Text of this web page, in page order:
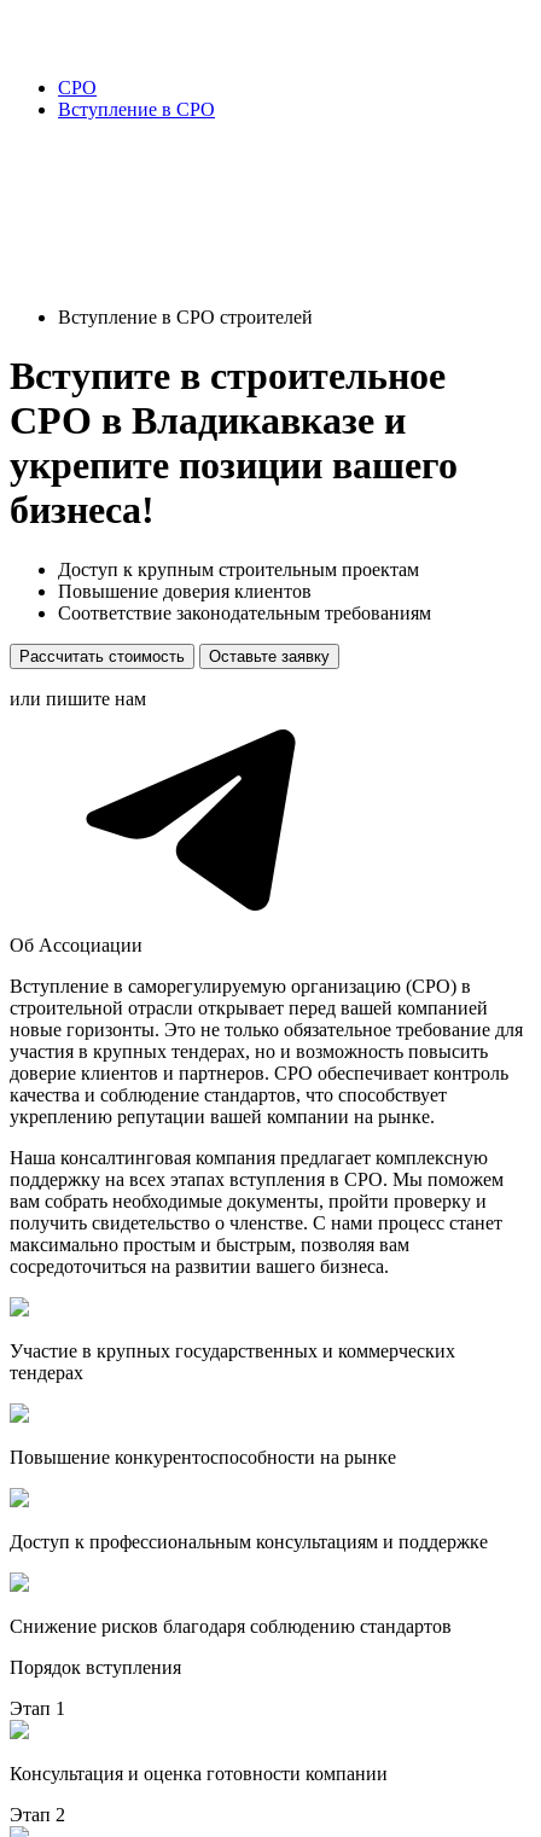
СРО
Вступление в СРО
Вступление в СРО строителей
Вступите в строительное
СРО в Владикавказе и
укрепите позиции вашего
бизнеса!
Доступ к крупным строительным проектам
Повышение доверия клиентов
Соответствие законодательным требованиям
Рассчитать стоимость Оставьте заявку
или пишите нам
Об Ассоциации
Вступление в саморегулируемую организацию (СРО) в
строительной отрасли открывает перед вашей компанией
новые горизонты. Это не только обязательное требование для
участия в крупных тендерах, но и возможность повысить
доверие клиентов и партнеров. СРО обеспечивает контроль
качества и соблюдение стандартов, что способствует
укреплению репутации вашей компании на рынке.
Наша консалтинговая компания предлагает комплексную
поддержку на всех этапах вступления в СРО. Мы поможем
вам собрать необходимые документы, пройти проверку и
получить свидетельство о членстве. С нами процесс станет
максимально простым и быстрым, позволяя вам
сосредоточиться на развитии вашего бизнеса.
Участие в крупных государственных и коммерческих
тендерах
Повышение конкурентоспособности на рынке
Доступ к профессиональным консультациям и поддержке
Снижение рисков благодаря соблюдению стандартов
Порядок вступления
Этап 1
Консультация и оценка готовности компании
Этап 2